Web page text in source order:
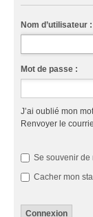
Nom d’utilisateur :
Mot de passe :
J’ai oublié mon
Renvoyer le
Se souvenir de
Cacher mon